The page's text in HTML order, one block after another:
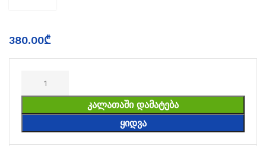
380.00₾
ᲙᲐᲚᲐᲗᲐᲨᲘ ᲓᲐᲛᲐᲢᲔᲑᲐ
ᲧᲘᲓᲕᲐ